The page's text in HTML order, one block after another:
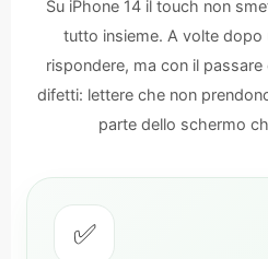
Su iPhone 14 il touch non
tutto insieme. A volte dopo
rispondere, ma con il
difetti: lettere che non
parte dello schermo
✅